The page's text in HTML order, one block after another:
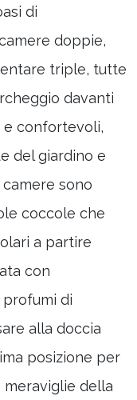
di
doppie,
triple, tutte
davanti
e confortevoli,
del giardino e
camere sono
coccole che
a partire
con
di
alla doccia
posizione per
meraviglie della